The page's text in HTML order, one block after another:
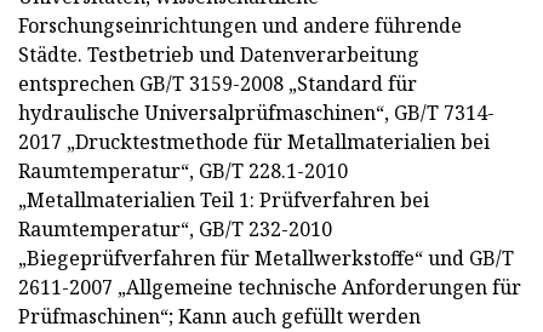
Forschungseinrichtungen und andere führende
Städte. Testbetrieb und Datenverarbeitung
entsprechen GB/T 3159-2008 „Standard für
hydraulische Universalprüfmaschinen“, GB/T 7314-
2017 „Drucktestmethode für Metallmaterialien bei
Raumtemperatur“, GB/T 228.1-2010
„Metallmaterialien Teil 1: Prüfverfahren bei
Raumtemperatur“, GB/T 232-2010
„Biegeprüfverfahren für Metallwerkstoffe“ und GB/T
2611-2007 „Allgemeine technische Anforderungen für
Prüfmaschinen“; Kann auch gefüllt werden